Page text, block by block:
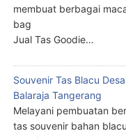
membuat berbagai
bag
Jual Tas Goodie…
Souvenir Tas Blacu
Balaraja Tangerang
Melayani pembuatan
tas souvenir bahan